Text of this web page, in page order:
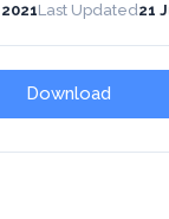
Last Updated21
Download